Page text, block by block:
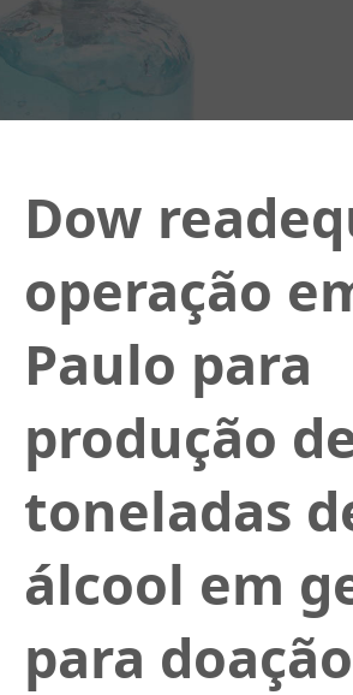
Dow
operação
Paulo para
produção
toneladas
álcool em
para doação